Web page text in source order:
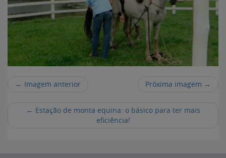
← Imagem anterior Próxima imagem →
← Estação de monta equina: o básico para ter mais
eficiência!